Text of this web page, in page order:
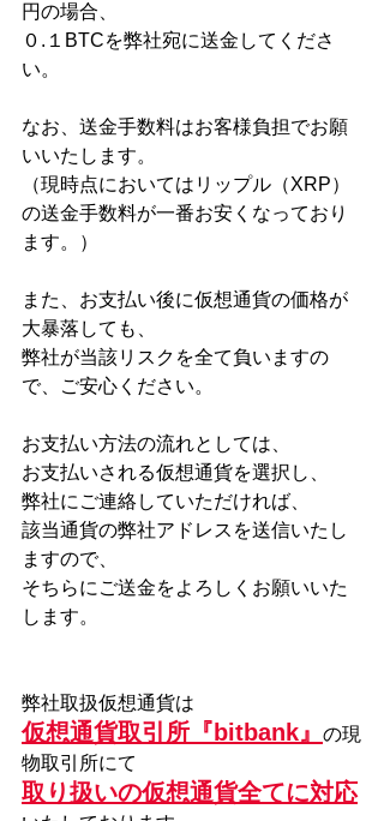
円の場合、
０.１BTCを弊社宛に送金してくださ
い。
なお、送金手数料はお客様負担でお願
いいたします。
（現時点においてはリップル（XRP）
の送金手数料が一番お安くなっており
ます。）
また、お支払い後に仮想通貨の価格が
大暴落しても、
弊社が当該リスクを全て負いますの
で、ご安心ください。
お支払い方法の流れとしては、
お支払いされる仮想通貨を選択し、
弊社にご連絡していただければ、
該当通貨の弊社アドレスを送信いたし
ますので、
そちらにご送金をよろしくお願いいた
します。
弊社取扱仮想通貨は
仮想通貨取引所『bitbank』
の現
物取引所にて
取り扱いの仮想通貨全てに対応